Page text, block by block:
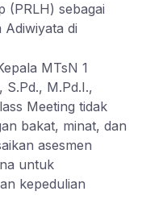
(PRLH) sebagai
Adiwiyata di
MTsN 1
M.Pd.I.,
Meeting tidak
bakat, minat, dan
asesmen
untuk
kepedulian